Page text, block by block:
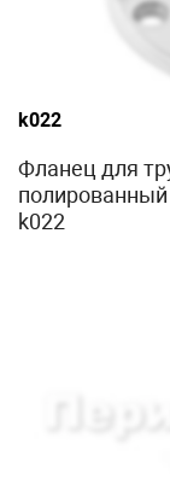
k022
Фланец для
k022